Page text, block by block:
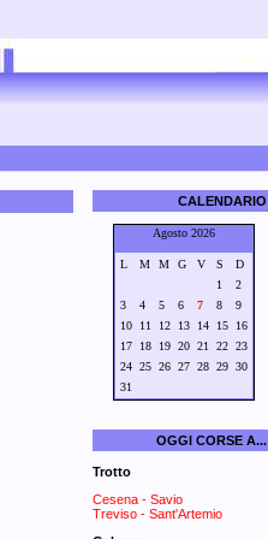
CALENDARIO
Agosto 2026
L M M G V S
D
1
2
3
4 5 6 7 8
9
10
11 12 13 14 15
16
17
18 19 20 21 22 23
24 25 26 27 28 29 30
31
OGGI CORSE A...
Trotto
Cesena - Savio
Treviso - Sant'Artemio